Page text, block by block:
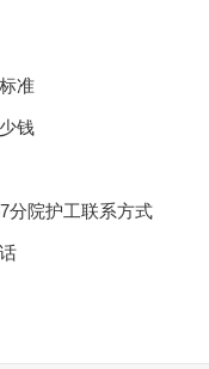
准
钱
分院护工联系方式